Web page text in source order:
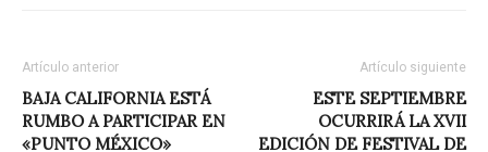
Artículo anterior
BAJA CALIFORNIA ESTÁ
RUMBO A PARTICIPAR EN
«PUNTO MÉXICO»
Artículo siguiente
ESTE SEPTIEMBRE
OCURRIRÁ LA XVII
EDICIÓN DE FESTIVAL DE